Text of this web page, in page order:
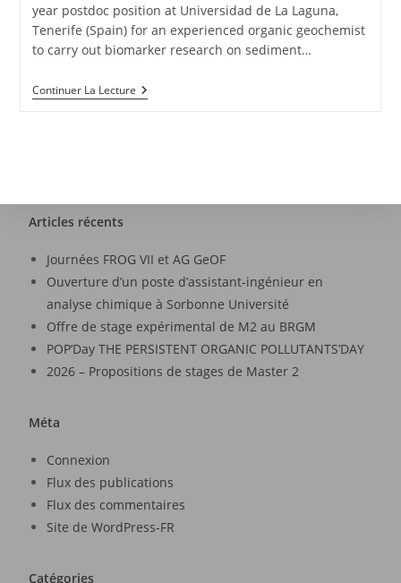
year postdoc position at Universidad de La Laguna,
Tenerife (Spain) for an experienced organic geochemist
to carry out biomarker research on sediment…
Continuer La Lecture
Articles récents
Journées FROG VII et AG GeOF
Ouverture d’un poste d’assistant-ingénieur en
analyse chimique à Sorbonne Université
Offre de stage expérimental de M2 au BRGM
POP’Day THE PERSISTENT ORGANIC POLLUTANTS’DAY
2026 – Propositions de stages de Master 2
Méta
Connexion
Flux des publications
Flux des commentaires
Site de WordPress-FR
Catégories